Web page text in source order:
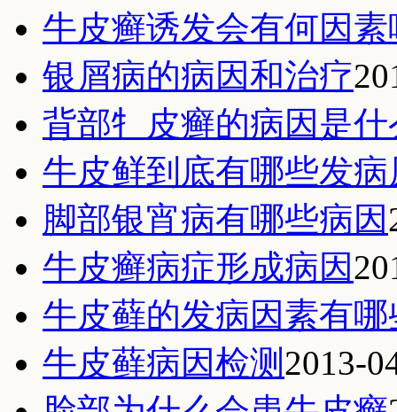
牛皮癣诱发会有何因素
银屑病的病因和治疗
背部牜皮癣的病因是什
牛皮鲜到底有哪些发病
脚部银宵病有哪些病因
牛皮癣病症形成病因
牛皮藓的发病因素有哪
牛皮藓病因检测 2013-